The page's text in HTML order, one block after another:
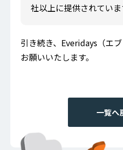
社以上に提供されていま
引き続き、Everidays（エ
お願いいたします。
一覧へ